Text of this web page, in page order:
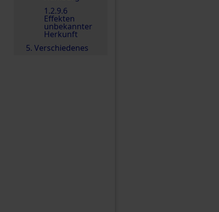
1.2.9.6
Effekten
unbekannter
Herkunft
5. Verschiedenes